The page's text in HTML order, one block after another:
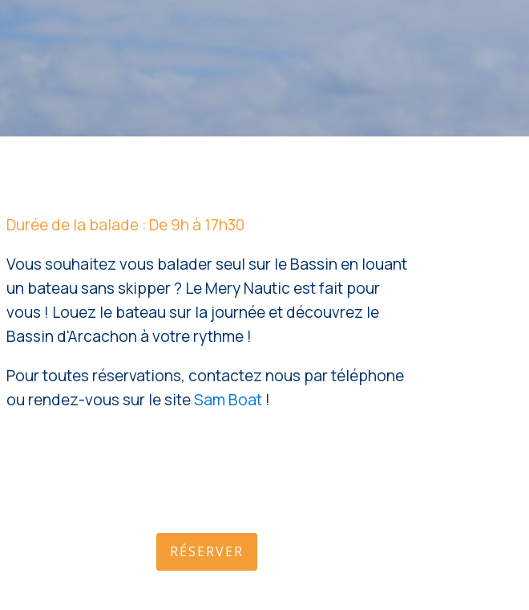
Durée de la balade : De 9h à 17h30
Vous souhaitez vous balader seul sur le Bassin en louant
un bateau sans skipper ? Le Mery Nautic est fait pour
vous ! Louez le bateau sur la journée et découvrez le
Bassin d'Arcachon à votre rythme !
Pour toutes réservations, contactez nous par téléphone
ou rendez-vous sur le siteSam Boat !
RÉSERVER